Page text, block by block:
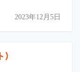
2023年12月5日
）